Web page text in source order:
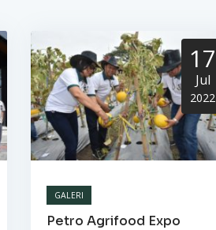
17
Jul
2022
GALERI
Petro Agrifood Expo